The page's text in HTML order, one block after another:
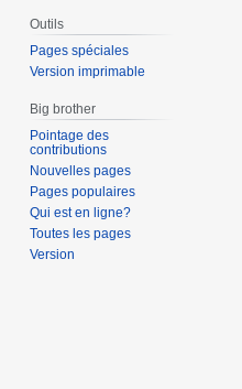
Outils
Pages spéciales
Version imprimable
Big brother
Pointage des
contributions
Nouvelles pages
Pages populaires
Qui est en ligne?
Toutes les pages
Version